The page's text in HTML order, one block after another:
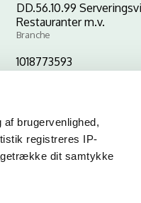
brugervenlighed,
registreres IP-
dit samtykke
DD.56.10.99
Restauranter m.v.
Branche
1018773593
P-nr